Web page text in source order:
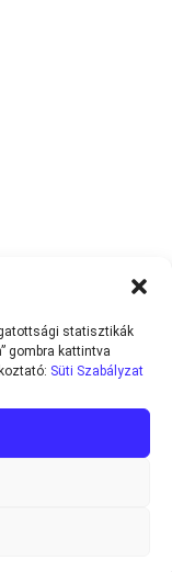
statisztikák
gombra kattintva
Süti Szabályzat